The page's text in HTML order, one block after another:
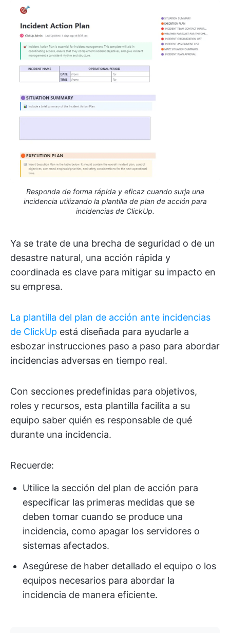
Responda de forma rápida y eficaz cuando surja una
incidencia utilizando la plantilla de plan de acción para
incidencias de ClickUp.
Ya se trate de una brecha de seguridad o de un
desastre natural, una acción rápida y
coordinada es clave para mitigar su impacto en
su empresa.
La plantilla del plan de acción ante incidencias
de ClickUp está diseñada para ayudarle a
esbozar instrucciones paso a paso para abordar
incidencias adversas en tiempo real.
Con secciones predefinidas para objetivos,
roles y recursos, esta plantilla facilita a su
equipo saber quién es responsable de qué
durante una incidencia.
Recuerde:
Utilice la sección del plan de acción para
especificar las primeras medidas que se
deben tomar cuando se produce una
incidencia, como apagar los servidores o
sistemas afectados.
Asegúrese de haber detallado el equipo o los
equipos necesarios para abordar la
incidencia de manera eficiente.